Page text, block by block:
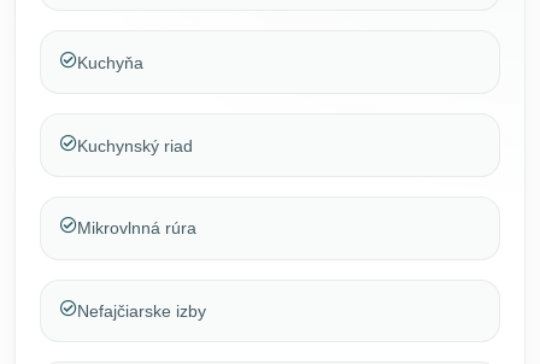
Kuchyňa
Kuchynský riad
Mikrovlnná rúra
Nefajčiarske izby